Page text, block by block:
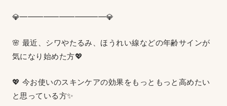
💎━━━━━━━━━━━💎
🌸 最近、シワやたるみ、ほうれい線などの年齢サインが
気になり始めた方💖
💖 今お使いのスキンケアの効果をもっともっと高めたい
と思っている方✨